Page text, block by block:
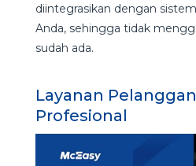
diintegrasikan dengan
Anda, sehingga tidak
sudah ada.
Layanan
Profesional